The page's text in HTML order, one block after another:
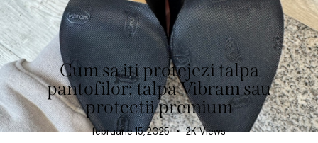
Cum sa iti protejezi talpa
pantofilor: talpa Vibram sau
protectii premium
februarie 15, 2025 2K Views